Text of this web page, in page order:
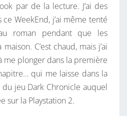
par de la lecture. J’ai des
WeekEnd, j’ai même tenté
roman pendant que les
C’est chaud, mais j’ai
me plonger dans la première
qui me laisse dans la
du jeu Dark Chronicle auquel
sur la Playstation 2.